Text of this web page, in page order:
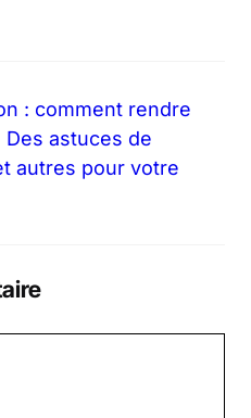
: comment rendre
astuces de
autres pour votre